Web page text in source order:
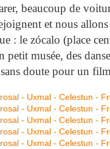
beaucoup de
et nous
: le zócalo (place
petit musée, des
doute pour un